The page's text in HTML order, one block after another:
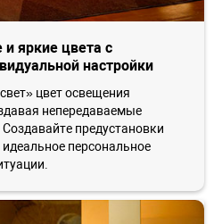
яркие цвета с
настройки
цвет освещения
непередаваемые
предустановки
персональное